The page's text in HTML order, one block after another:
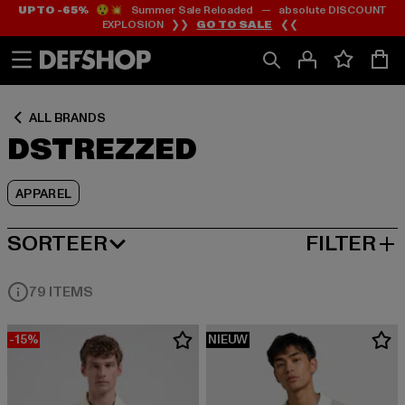
Ga
naar
Ga
naar
UP TO -65%😲💥 Summer Sale Reloaded — absolute DISCOUNT
EXPLOSION ❯❯ GO TO SALE ❮❮
ALL BRANDS
DSTREZZED
APPAREL
Ga
naar
Rooster
SORTEER
MEEST POPULAIRE FILTER
79 ITEMS
-15% NIEUW